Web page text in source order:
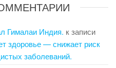
Гималаи Индия. к записи
здоровье — снижает риск
заболеваний.